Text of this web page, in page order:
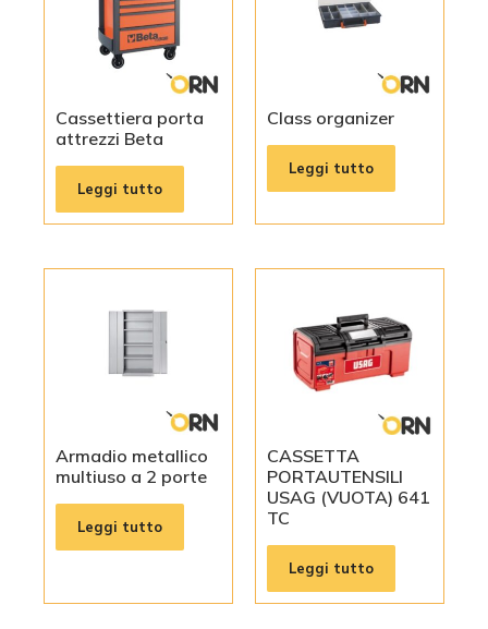
Cassettiera porta
attrezzi Beta
Leggi tutto
Class organizer
Leggi tutto
Armadio metallico
multiuso a 2 porte
Leggi tutto
CASSETTA
PORTAUTENSILI
USAG (VUOTA) 641
TC
Leggi tutto